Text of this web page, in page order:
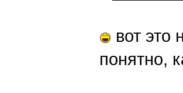
вот это
понятно,